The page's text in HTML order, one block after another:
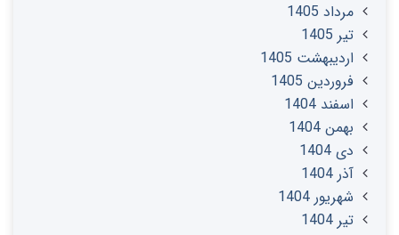
مرداد 1405
تير 1405
ارديبهشت 1405
فروردین 1405
اسفند 1404
بهمن 1404
دی 1404
آذر 1404
شهریور 1404
تير 1404